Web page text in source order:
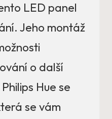
LED panel
Jeho montáž
o další
Hue se
se vám